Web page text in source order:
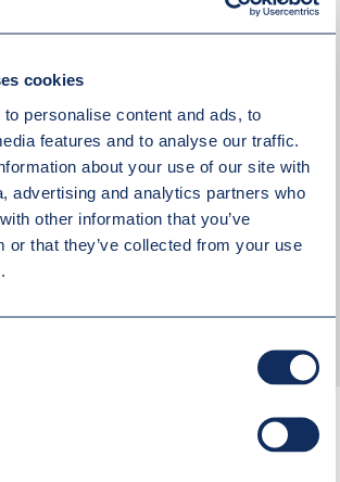
cookies
personalise content and ads, to
features and to analyse our traffic.
about your use of our site with
advertising and analytics partners who
other information that you’ve
or that they’ve collected from your use
prywatności